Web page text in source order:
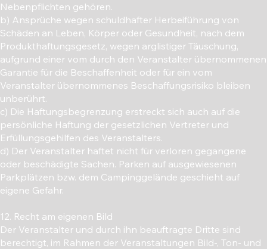
Nebenpflichten gehören.
b) Ansprüche wegen schuldhafter Herbeiführung von
Schäden an Leben, Körper oder Gesundheit, nach dem
Produkthaftungsgesetz, wegen arglistiger Täuschung,
aufgrund einer vom durch den Veranstalter übernommenen
Garantie für die Beschaffenheit oder für ein vom
Veranstalter übernommenes Beschaffungsrisiko bleiben
unberührt.
c) Die Haftungsbegrenzung erstreckt sich auch auf die
persönliche Haftung der gesetzlichen Vertreter und
Erfüllungsgehilfen des Veranstalters.
d) Der Veranstalter haftet nicht für verloren gegangene
oder beschädigte Sachen. Parken auf ausgewiesenen
Parkplätzen bzw. dem Campinggelände geschieht auf
eigene Gefahr.
12. Recht am eigenen Bild
Der Veranstalter und durch ihn beauftragte Dritte sind
berechtigt, im Rahmen der Veranstaltungen Bild-, Ton- und